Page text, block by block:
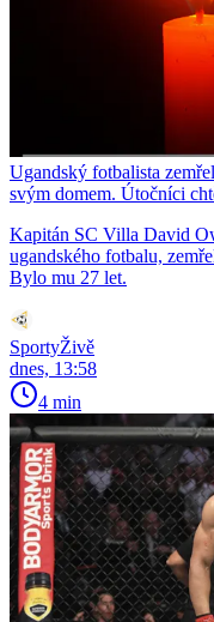
Ugandský fotbalista
svým domem. Útočníci
Kapitán SC Villa David
ugandského fotbalu,
Bylo mu 27 let.
SportyŽivě
dnes, 13:58
4 min